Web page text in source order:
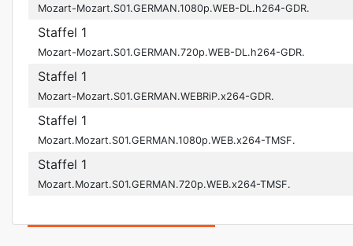
Mozart-Mozart.S01.GERMAN.1080p.WEB-DL.h264-GDR.
Staffel 1
Mozart-Mozart.S01.GERMAN.720p.WEB-DL.h264-GDR.
Staffel 1
Mozart-Mozart.S01.GERMAN.WEBRiP.x264-GDR.
Staffel 1
Mozart.Mozart.S01.GERMAN.1080p.WEB.x264-TMSF.
Staffel 1
Mozart.Mozart.S01.GERMAN.720p.WEB.x264-TMSF.